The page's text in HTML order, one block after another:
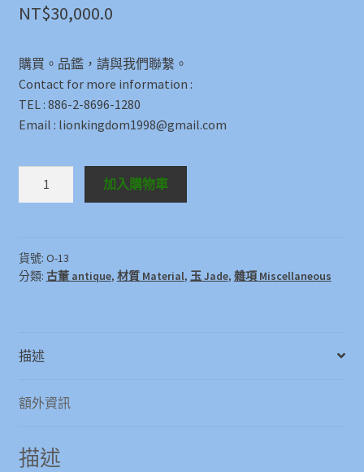
NT$30,000.0
購買。品鑑，請與我們聯繫。
Contact for more information :
TEL : 886-2-8696-1280
Email : lionkingdom1998@gmail.com
量
加入購物車
貨號: O-13
分類: 古董 antique, 材質 Material, 玉 Jade, 雜項 Miscellaneous
描述
額外資訊
描述